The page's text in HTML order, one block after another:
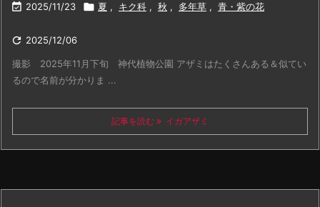
 2025/11/23  夏 , キク科 , 秋 , 多年草 , 青・紫の花
 2025/12/06
撮影 2025年11月下旬 神代植物公園 アザミはたくさんある＆似てい
るので名前が分かりま ...
記事を読む イガアザミ